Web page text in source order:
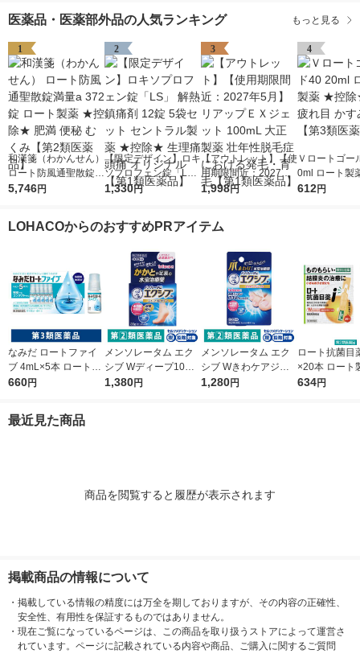
医薬品・医薬部外品の人気ランキング もっと見る
1
和漢箋（わかんせん）
ロート防風通聖散錠満
量a 372錠 ロート製薬
5,746円
2
【限定デザイン】ロキ
ソプロフェン錠「L
S」 解熱鎮痛剤 12錠
頭痛 オリジナル【第1
1,330円
3
【アウトレット】【使
用期限間近：2027年5
月】リアップＥＸジェ
発毛・育毛【第1類医
1,998円
4
Ｖロートゴー
0ml ロート製
除★ 目薬 疲
612円
LOHACOからのおすすめPRアイテム
なみだ ロートファイ
ブ 4mL×5本 ロート製
薬 目薬 乾き目 疲れ目
660円
メンソレータム エク
シブ Wディープ10ク
リーム ロート製薬★
1,380円
メンソレータム エク
シブ Wきわケアジェ
ル 15g ロート製薬 ★
1,280円
ロート抗菌目
×20本 ロート
薬 ものもらい
634円
最近見た商品
商品を閲覧すると履歴が表示されます
掲載商品の情報について
・ 掲載している情報の精度には万全を期しておりますが、その内容の正確性、
安全性、有用性を保証するものではありません。
・ 現在ご覧になっているページは、この商品を取り扱うストアによって運営さ
れています。ページに記載されている内容や商品、ご購入に関するご質問